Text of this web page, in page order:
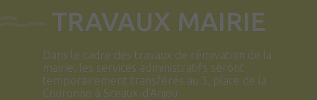
TRAVAUX MAIRIE
Dans le cadre des travaux de rénovation de la
mairie, les services administratifs seront
temporairement transférés au 3, place de la
Couronne à Sceaux-d’Anjou